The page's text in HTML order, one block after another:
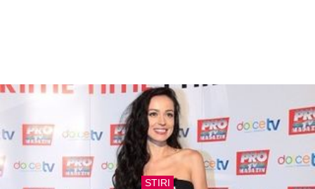
STIRI